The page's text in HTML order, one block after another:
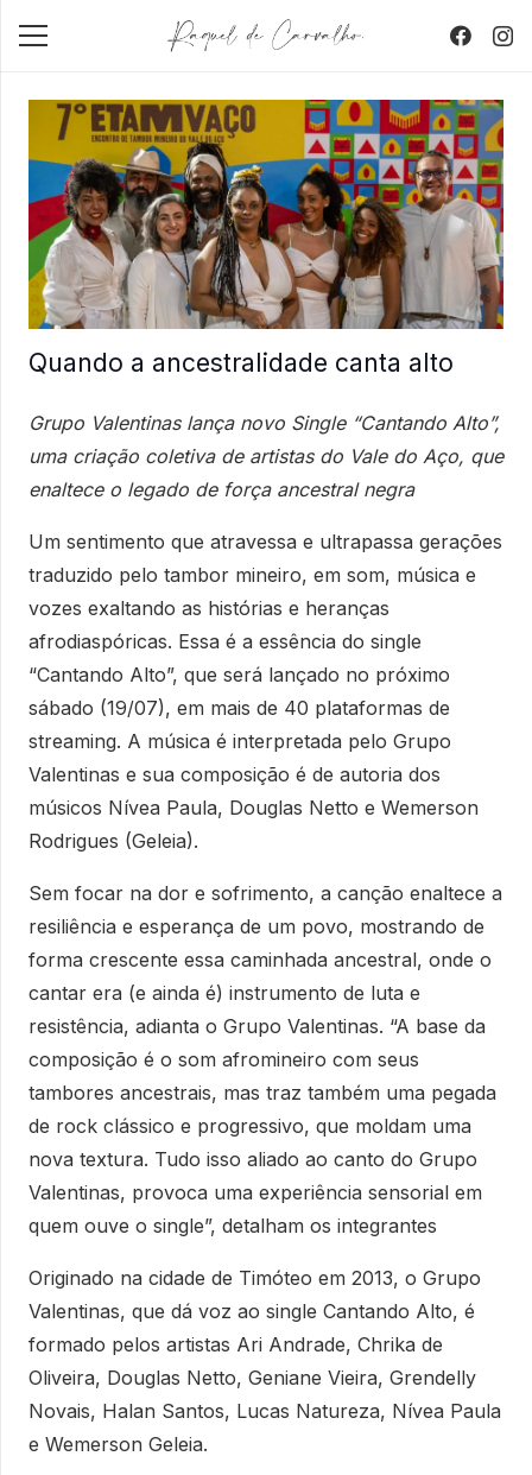
Quando a ancestralidade canta alto
Grupo Valentinas lança novo Single “Cantando Alto”,
uma criação coletiva de artistas do Vale do Aço, que
enaltece o legado de força ancestral negra
Um sentimento que atravessa e ultrapassa gerações
traduzido pelo tambor mineiro, em som, música e
vozes exaltando as histórias e heranças
afrodiaspóricas. Essa é a essência do single
“Cantando Alto”, que será lançado no próximo
sábado (19/07), em mais de 40 plataformas de
streaming. A música é interpretada pelo Grupo
Valentinas e sua composição é de autoria dos
músicos Nívea Paula, Douglas Netto e Wemerson
Rodrigues (Geleia).
Sem focar na dor e sofrimento, a canção enaltece a
resiliência e esperança de um povo, mostrando de
forma crescente essa caminhada ancestral, onde o
cantar era (e ainda é) instrumento de luta e
resistência, adianta o Grupo Valentinas. “A base da
composição é o som afromineiro com seus
tambores ancestrais, mas traz também uma pegada
de rock clássico e progressivo, que moldam uma
nova textura. Tudo isso aliado ao canto do Grupo
Valentinas, provoca uma experiência sensorial em
quem ouve o single”, detalham os integrantes
Originado na cidade de Timóteo em 2013, o Grupo
Valentinas, que dá voz ao single Cantando Alto, é
formado pelos artistas Ari Andrade, Chrika de
Oliveira, Douglas Netto, Geniane Vieira, Grendelly
Novais, Halan Santos, Lucas Natureza, Nívea Paula
e Wemerson Geleia.